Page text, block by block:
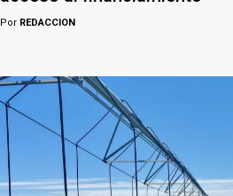
Por REDACCION